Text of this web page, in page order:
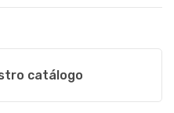
catálogo